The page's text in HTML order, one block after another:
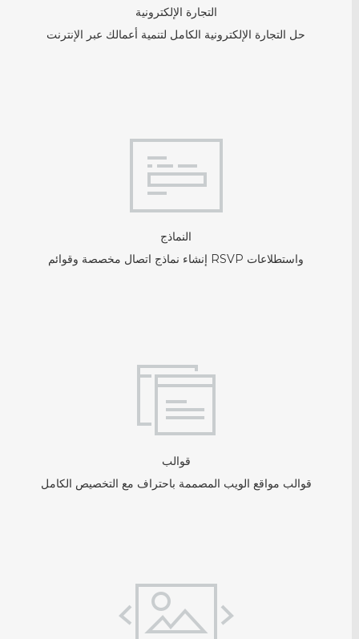
التجارة الإلكترونية
حل التجارة الإلكترونية الكامل لتنمية أعمالك عبر الإنترنت
النماذج
إنشاء نماذج اتصال مخصصة وقوائم RSVP واستطلاعات
قوالب
قوالب مواقع الويب المصممة باحتراف مع التخصيص الكامل